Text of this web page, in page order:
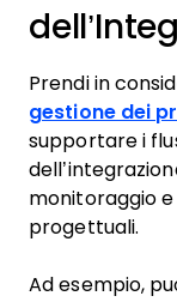
Prendi in
gestione dei
supportare i
monitoraggio
progettuali.
Ad esempio,